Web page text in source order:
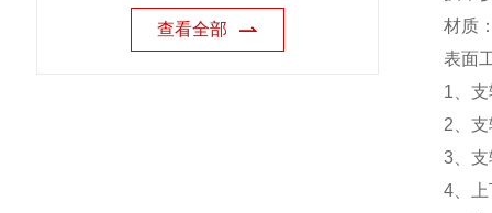
查看全部
材质
表面
1 、
2 、
3 、
4 、